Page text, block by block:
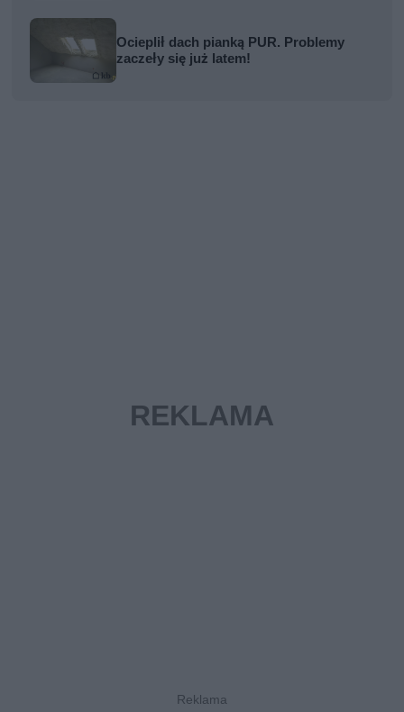
Ocieplił dach pianką PUR. Problemy
zaczeły się już latem!